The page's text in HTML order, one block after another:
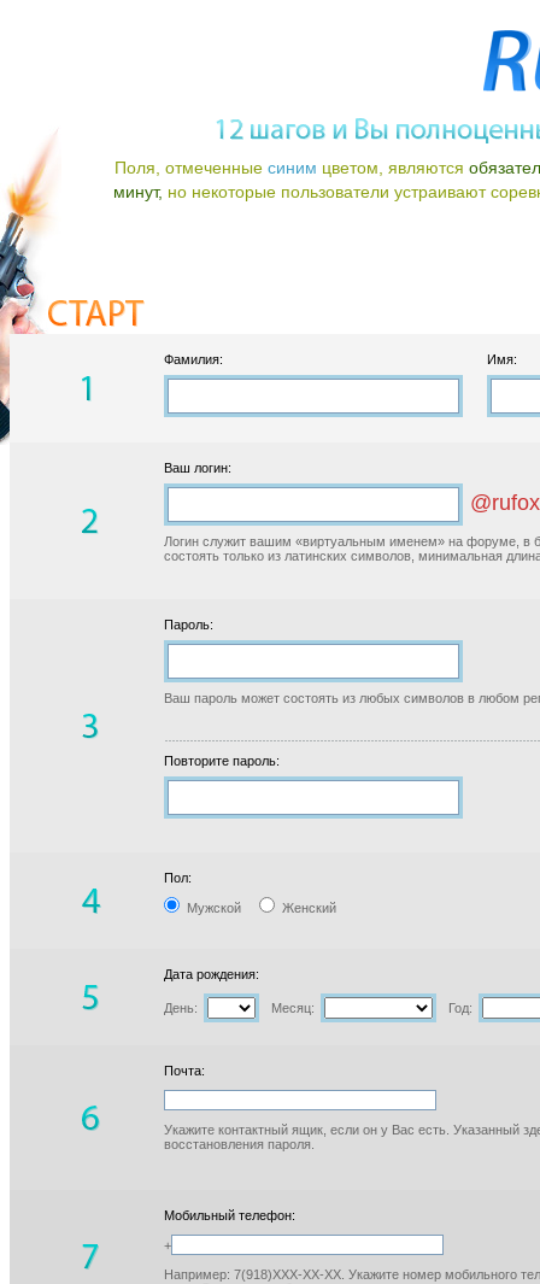
Поля, отмеченные синим цветом, являются
минут, но некоторые пользователи устраивают
Фамилия: Имя:
Ваш логин:
Логин служит вашим «виртуальным именем» на форуме, в
состоять только из латинских символов, минимальная
Пароль:
Ваш пароль может состоять из любых символов в любом
Повторите пароль:
Пол:
Мужской Женский
Дата рождения:
День: Месяц: Год:
Почта:
Укажите контактный ящик, если он у Вас есть. Указанный
восстановления пароля.
Мобильный телефон:
+
Например: 7(918)XXX-XX-XX. Укажите номер мобильного